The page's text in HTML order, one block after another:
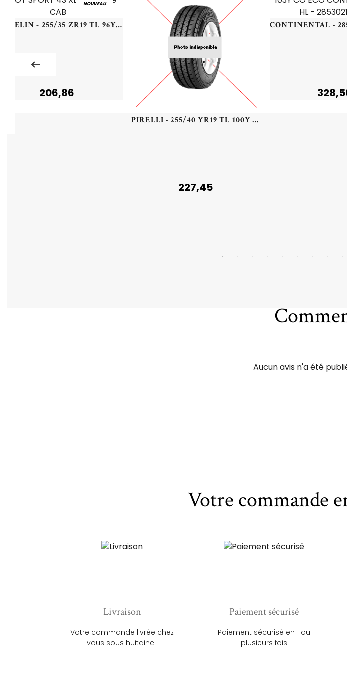
NOUVEAU
MICHELIN - 255/35 ZR19 TL 96Y MI PILOT SPORT 4S XL - 2553519 - CAB
206,86
PIRELLI - 255/40 YR19 TL 100Y PI P-ZERO (*) RFT XL PZ4 - 2554019 - BBA
227,45
Aucun avis n'a été
Votre commande
Livraison
Votre commande livrée chez
vous sous huitaine !
Paiement sécurisé
Paiement sécurisé en 1 ou
plusieurs fois